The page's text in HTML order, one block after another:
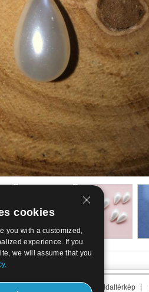
| Oldaltérkép
cookies
you with a customized,
experience. If you
we will assume that you